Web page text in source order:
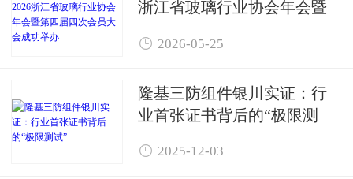
浙江省玻璃行业协会年会暨
办
 2026-05-25
隆基三防组件银川实证：行
业首张证书背后的“极限测
 2025-12-03